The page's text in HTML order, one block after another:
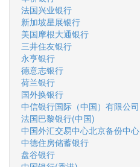
法国兴业银行
新加坡星展银行
美国摩根大通银行
三井住友银行
永亨银行
德意志银行
荷兰银行
国外换银行
中信银行国际（中国）有限公司
法国巴黎银行(中国)
中国外汇交易中心北京备份中心
中德住房储蓄银行
盘谷银行